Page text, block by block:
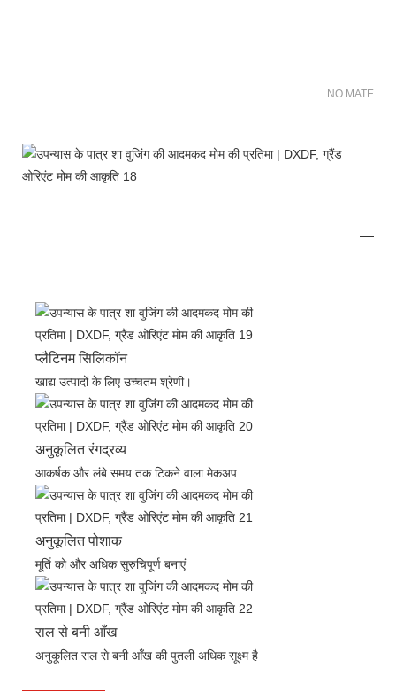
NO MATER
प्लैटिनम सिलिकॉन
खाद्य उत्पादों के लिए उच्चतम श्रेणी।
अनुकूलित रंगद्रव्य
आकर्षक और लंबे समय तक टिकने वाला मेकअप
अनुकूलित पोशाक
मूर्ति को और अधिक सुरुचिपूर्ण बनाएं
राल से बनी आँख
अनुकूलित राल से बनी आँख की पुतली अधिक सूक्ष्म है